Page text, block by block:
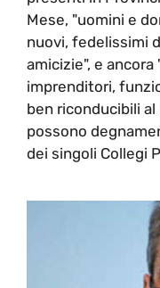
Mese, "uomini e
nuovi, fedelissimi
amicizie", e
imprenditori,
ben riconducibili
possono
dei singoli Collegi